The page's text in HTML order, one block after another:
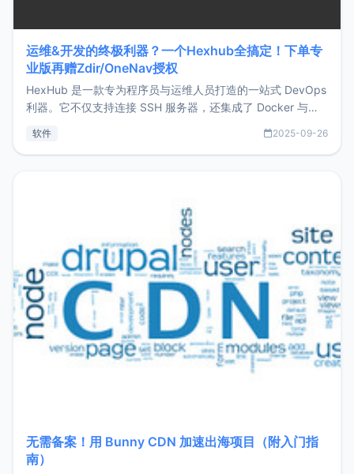
运维&开发的终极利器？一个Hexhub全搞定！下单专
业版再赠Zdir/OneNav授权
HexHub 是一款专为程序员与运维人员打造的一站式 DevOps
利器。它不仅支持连接 SSH 服务器，还集成了 Docker 与常
件间频繁切换，仅凭 HexHub 即可同时搞定运维与数据库操
软件 2025-09-26
无需备案！用 Bunny CDN 加速出海项目（附入门指
南）